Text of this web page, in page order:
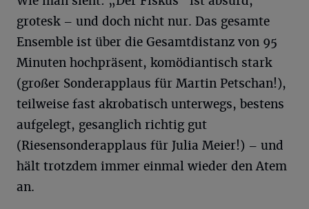
grotesk – und doch nicht nur. Das gesamte
Ensemble ist über die Gesamtdistanz von 95
Minuten hochpräsent, komödiantisch stark
(großer Sonderapplaus für Martin Petschan!),
teilweise fast akrobatisch unterwegs, bestens
aufgelegt, gesanglich richtig gut
(Riesensonderapplaus für Julia Meier!) – und
hält trotzdem immer einmal wieder den Atem
an.